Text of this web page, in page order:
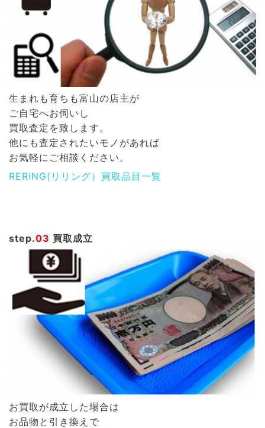
生まれも育ちも富山の店主が
ご自宅へお伺いし
買取査定を致します。
他にも査定されたいモノがあれば
お気軽にご相談ください。
RERING(リリング）買取品目一覧
step.03 買取成立
お買取が成立した場合は
お品物と引き換えで